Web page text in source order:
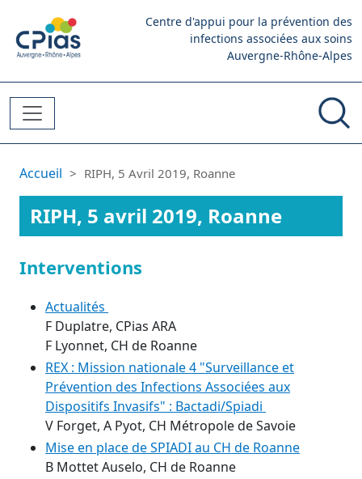
Centre d'appui pour la prévention des
infections associées aux soins
Auvergne-Rhône-Alpes
Fil d'Ariane
Accueil RIPH, 5 Avril 2019, Roanne
RIPH, 5 avril 2019, Roanne
Interventions
Actualités
F Duplatre, CPias ARA
F Lyonnet, CH de Roanne
REX : Mission nationale 4 "Surveillance et
Prévention des Infections Associées aux
Dispositifs Invasifs" : Bactadi/Spiadi
V Forget, A Pyot, CH Métropole de Savoie
Mise en place de SPIADI au CH de Roanne
B Mottet Auselo, CH de Roanne